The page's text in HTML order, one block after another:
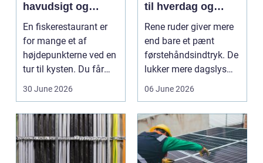
havudsigt og
afslappet
atmosfære
En fiskerestaurant er
for mange et af
højdepunkterne ved en
tur til kysten. Du får
friskfanget fisk,...
30 June 2026
til hverdag og
erhverv
Rene ruder giver mere
end bare et pænt
førstehåndsindtryk. De
lukker mere dagslys
ind, giver et lett...
06 June 2026